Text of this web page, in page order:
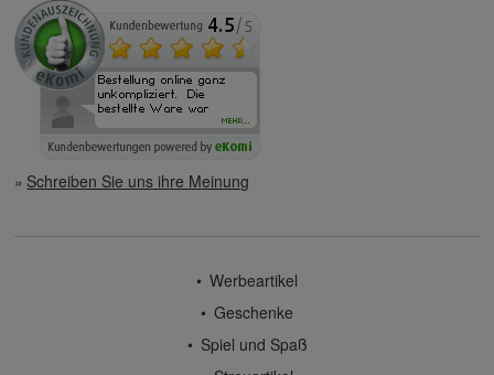
Schreiben Sie uns ihre Meinung
Werbeartikel
Geschenke
Spiel und Spaß